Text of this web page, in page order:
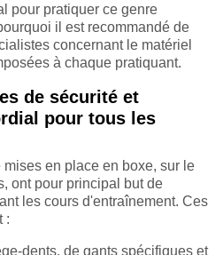
pour pratiquer ce genre
il est recommandé de
concernant le matériel
à chaque pratiquant.
de sécurité et
pour tous les
en place en boxe, sur le
ont pour principal but de
les cours d'entraînement. Ces
:
dents, de gants spécifiques et